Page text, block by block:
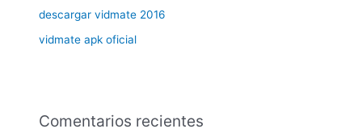
descargar vidmate 2016
vidmate apk oficial
Comentarios recientes